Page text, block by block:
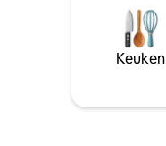
Keuken